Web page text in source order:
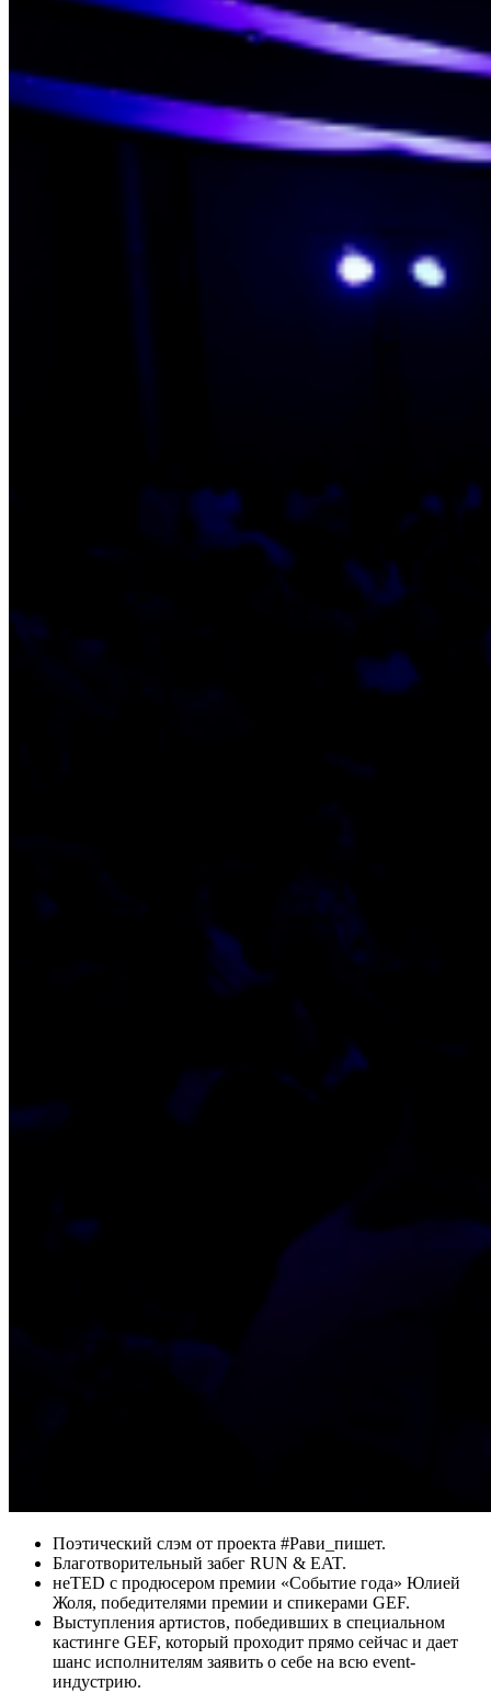
Поэтический слэм от проекта #Рави_пишет.
Благотворительный забег RUN & EAT.
неTED с продюсером премии «Событие года» Юлией
Жоля, победителями премии и спикерами GEF.
Выступления артистов, победивших в специальном
кастинге GEF, который проходит прямо сейчас и дает
шанс исполнителям заявить о себе на всю event-
индустрию.